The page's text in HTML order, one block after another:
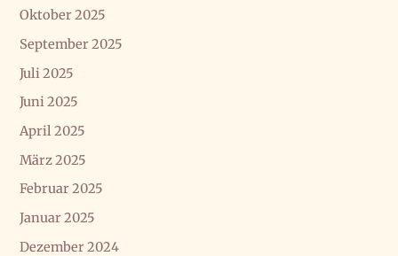
Oktober 2025
September 2025
Juli 2025
Juni 2025
April 2025
März 2025
Februar 2025
Januar 2025
Dezember 2024